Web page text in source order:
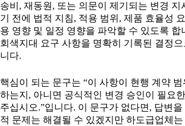
송비, 재동원, 또는 의문이 제기되는 변경 지
기 전에 법적 지침, 적용 범위, 제품 효율성 요
용 영향 및 일정 영향을 파악할 수 있도록 합
회색지대 요구 사항을 명확히 기록된 결정
니다.
핵심이 되는 문구는 “이 사항이 현행 계약 범
하는지, 아니면 공식적인 변경 승인이 필요
주십시오.”입니다. 이 문구가 없다면, 답변을
적 문제는 해결될 수 있겠지만 하도급업체는